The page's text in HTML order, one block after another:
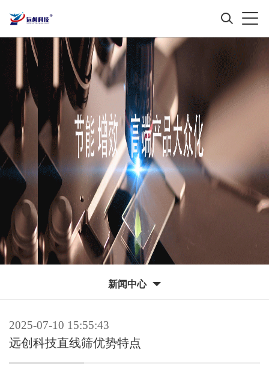
新闻中心
2025-07-10 15:55:43
远创科技直线筛优势特点